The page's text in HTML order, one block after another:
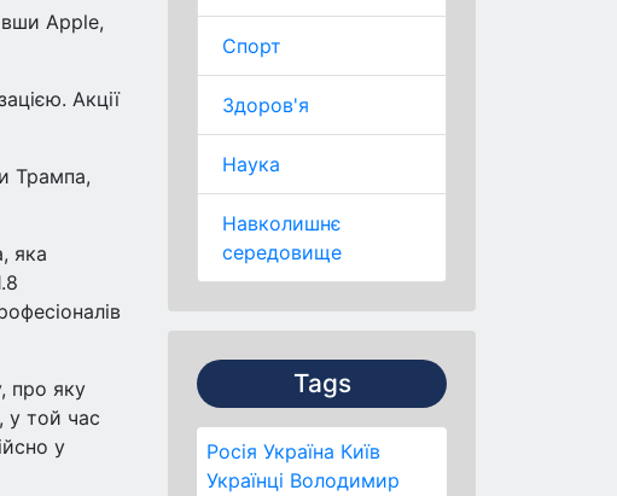
Спорт
Здоров'я
Наука
Навколишнє
середовище
Tags
Росія Україна Київ
Українці Володимир
Apple,
Акції
Трампа,
яка
про яку
у той час
у